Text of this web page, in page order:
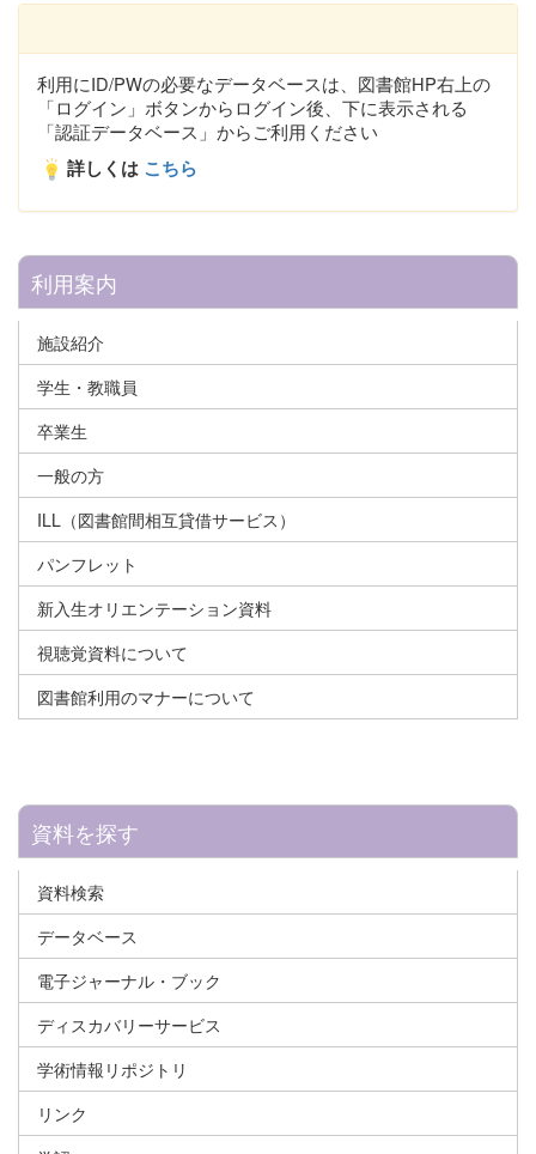
利用にID/PWの必要なデータベースは、図書館HP右上の
「ログイン」ボタンからログイン後、下に表示される
「認証データベース」からご利用ください
詳しくは こちら
利用案内
施設紹介
学生・教職員
卒業生
一般の方
ILL（図書館間相互貸借サービス）
パンフレット
新入生オリエンテーション資料
視聴覚資料について
図書館利用のマナーについて
資料を探す
資料検索
データベース
電子ジャーナル・ブック
ディスカバリーサービス
学術情報リポジトリ
リンク